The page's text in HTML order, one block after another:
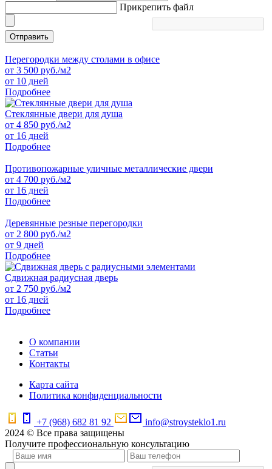
Прикрепить файл
Отправить
Перегородки между столами в офисе
от 3 500 руб./м2
от 10 дней
Подробнее
Стеклянные двери для душа
от 4 850 руб./м2
от 16 дней
Подробнее
Противопожарные уличные металлические двери
от 4 700 руб./м2
от 16 дней
Подробнее
Деревянные резные перегородки
от 2 800 руб./м2
от 9 дней
Подробнее
Сдвижная радиусная дверь
от 2 750 руб./м2
от 16 дней
Подробнее
О компании
Статьи
Контакты
Карта сайта
Политика конфиденциальности
+7 (968) 682 81 92
info@stroysteklo1.ru
2024 © Все права защищены
Получите профессиональную консультацию